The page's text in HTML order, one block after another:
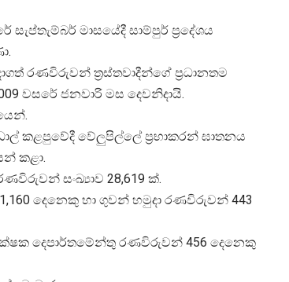
මාසයේදී සාම්පුර් ප්‍රදේශය
රණවිරුවන් ත්‍රස්තවාදීන්ගේ ප්‍රධානතම
වසරේ ජනවාරි මස දෙවනිදායි.
කළපුවේදී වේලුපිල්ලේ ප්‍රභාකරන් ඝාතනය
කළා.
සංඛ්‍යාව 28,619 ක්.
දෙනෙකු හා ගුවන් හමුදා රණවිරුවන් 443
දෙපාර්තමේන්තු රණවිරුවන් 456 දෙනෙකු